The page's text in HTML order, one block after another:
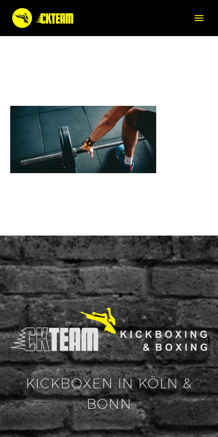
KICKBOXEN IN KÖLN &
BONN